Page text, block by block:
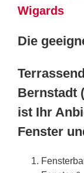
Wigards
Die
Bernstadt
ist Ihr
Fenster